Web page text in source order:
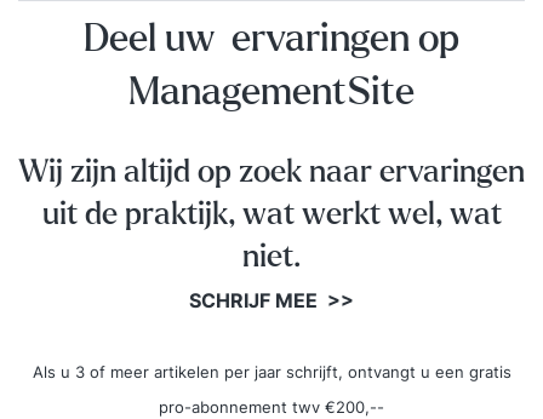
Deel uw ervaringen op
ManagementSite
Wij zijn altijd op zoek naar ervaringen
uit de praktijk, wat werkt wel, wat
niet.
SCHRIJF MEE >>
Als u 3 of meer artikelen per jaar schrijft, ontvangt u een gratis
pro-abonnement twv €200,--